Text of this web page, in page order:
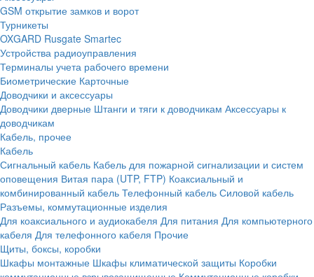
GSM открытие замков и ворот
Турникеты
OXGARD Rusgate Smartec
Устройства радиоуправления
Терминалы учета рабочего времени
Биометрические Карточные
Доводчики и аксессуары
Доводчики дверные Штанги и тяги к доводчикам Аксессуары к
доводчикам
Кабель, прочее
Кабель
Сигнальный кабель Кабель для пожарной сигнализации и систем
оповещения Витая пара (UTP, FTP) Коаксиальный и
комбинированный кабель Телефонный кабель Силовой кабель
Разъемы, коммутационные изделия
Для коаксиального и аудиокабеля Для питания Для компьютерного
кабеля Для телефонного кабеля Прочие
Щиты, боксы, коробки
Шкафы монтажные Шкафы климатической защиты Коробки